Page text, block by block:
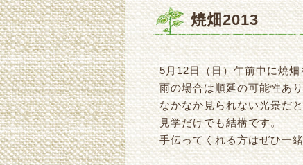
焼畑2013
5月12日（日）午前中に焼畑
雨の場合は順延の可能性あ
なかなか見られない光景だ
見学だけでも結構です。
手伝ってくれる方はぜひ一